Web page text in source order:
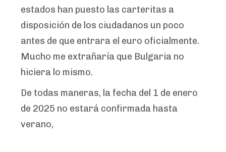
estados han puesto las carteritas a
disposición de los ciudadanos un poco
antes de que entrara el euro oficialmente.
Mucho me extrañaría que Bulgaria no
hiciera lo mismo.
De todas maneras, la fecha del 1 de enero
de 2025 no estará confirmada hasta
verano,